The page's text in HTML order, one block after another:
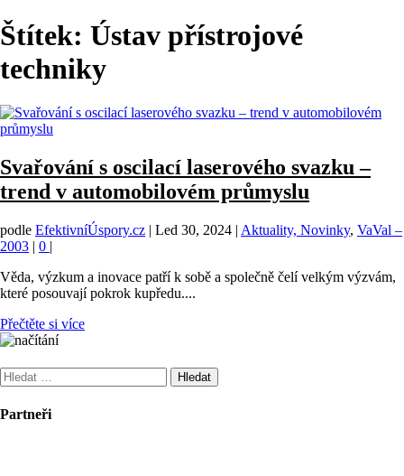
Štítek: Ústav přístrojové
techniky
Svařování s oscilací laserového svazku –
trend v automobilovém průmyslu
podle EfektivníÚspory.cz | Led 30, 2024 | Aktuality, Novinky, VaVal –
2003 | 0 |
Věda, výzkum a inovace patří k sobě a společně čelí velkým výzvám,
které posouvají pokrok kupředu....
Přečtěte si více
Vyhledávání
Partneři